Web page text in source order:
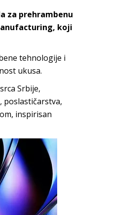
za prehrambenu
koji
tehnologije i
ukusa.
Srbije,
poslastičarstva,
inspirisan